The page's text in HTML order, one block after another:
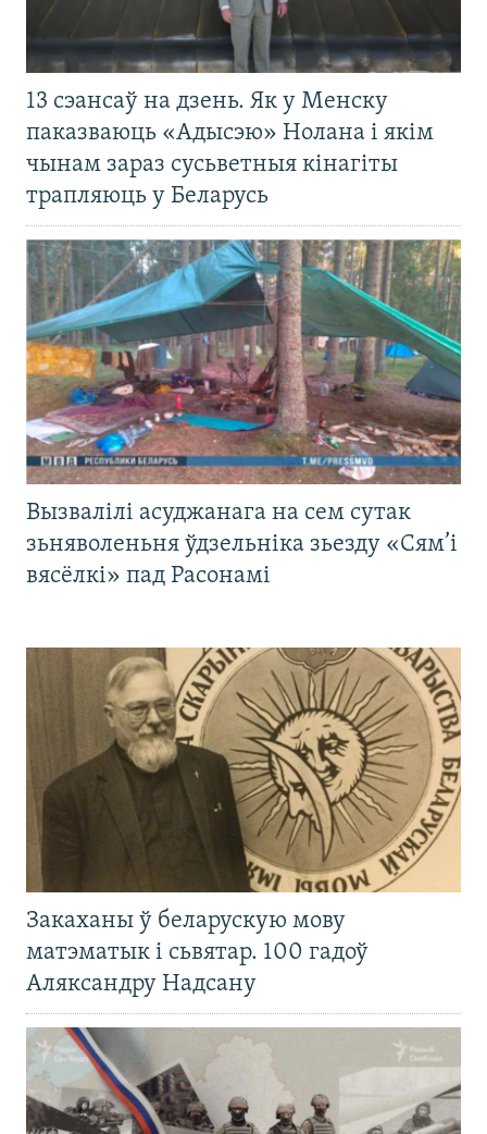
13 сэансаў на дзень. Як у Менску
паказваюць «Адысэю» Нолана і якім
чынам зараз сусьветныя кінагіты
трапляюць у Беларусь
Вызвалілі асуджанага на сем сутак
зьняволеньня ўдзельніка зьезду «Сям’і
вясёлкі» пад Расонамі
Закаханы ў беларускую мову
матэматык і сьвятар. 100 гадоў
Аляксандру Надсану